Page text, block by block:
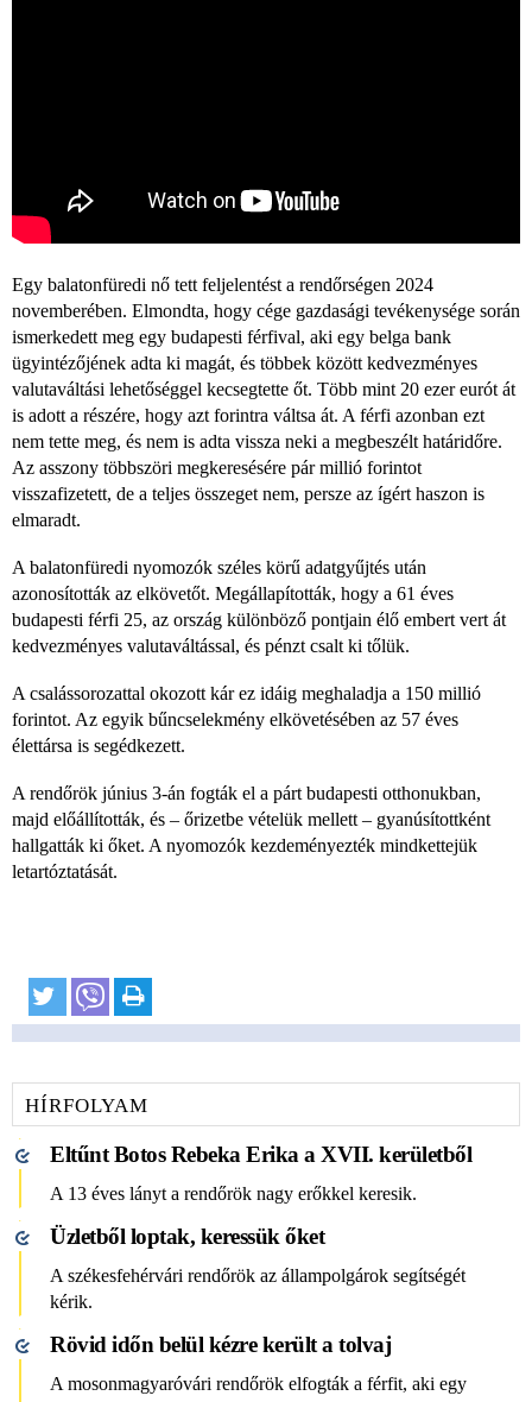
Egy balatonfüredi nő tett feljelentést a rendőrségen 2024
novemberében. Elmondta, hogy cége gazdasági tevékenysége során
ismerkedett meg egy budapesti férfival, aki egy belga bank
ügyintézőjének adta ki magát, és többek között kedvezményes
valutaváltási lehetőséggel kecsegtette őt. Több mint 20 ezer eurót át
is adott a részére, hogy azt forintra váltsa át. A férfi azonban ezt
nem tette meg, és nem is adta vissza neki a megbeszélt határidőre.
Az asszony többszöri megkeresésére pár millió forintot
visszafizetett, de a teljes összeget nem, persze az ígért haszon is
elmaradt.
A balatonfüredi nyomozók széles körű adatgyűjtés után
azonosították az elkövetőt. Megállapították, hogy a 61 éves
budapesti férfi 25, az ország különböző pontjain élő embert vert át
kedvezményes valutaváltással, és pénzt csalt ki tőlük.
A csalássorozattal okozott kár ez idáig meghaladja a 150 millió
forintot. Az egyik bűncselekmény elkövetésében az 57 éves
élettársa is segédkezett.
A rendőrök június 3-án fogták el a párt budapesti otthonukban,
majd előállították, és – őrizetbe vételük mellett – gyanúsítottként
hallgatták ki őket. A nyomozók kezdeményezték mindkettejük
letartóztatását.
HÍRFOLYAM
Eltűnt Botos Rebeka Erika a XVII. kerületből
A 13 éves lányt a rendőrök nagy erőkkel keresik.
Üzletből loptak, keressük őket
A székesfehérvári rendőrök az állampolgárok segítségét
kérik.
Rövid időn belül kézre került a tolvaj
A mosonmagyaróvári rendőrök elfogták a férfit, aki egy